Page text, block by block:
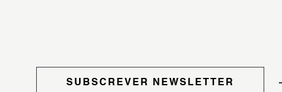
SUBSCREVER NEWSLETTER